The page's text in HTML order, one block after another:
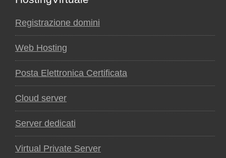
Registrazione domini
Web Hosting
Posta Elettronica Certificata
Cloud server
Server dedicati
Virtual Private Server